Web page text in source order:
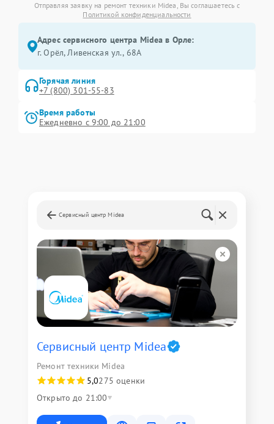
Отправляя заявку на ремонт техники Midea, Вы соглашаетесь с
Политикой конфиденциальности
Адрес сервисного центра Midea в Орле:
г. Орёл, Ливенская ул., 68А
Горячая линия
+7 (800) 301-55-83
Время работы
Ежедневно с 9:00 до 21:00
Сервисный центр Midea
Сервисный центр Midea
Ремонт техники Midea
5,0275 оценки
Открыто до 21:00